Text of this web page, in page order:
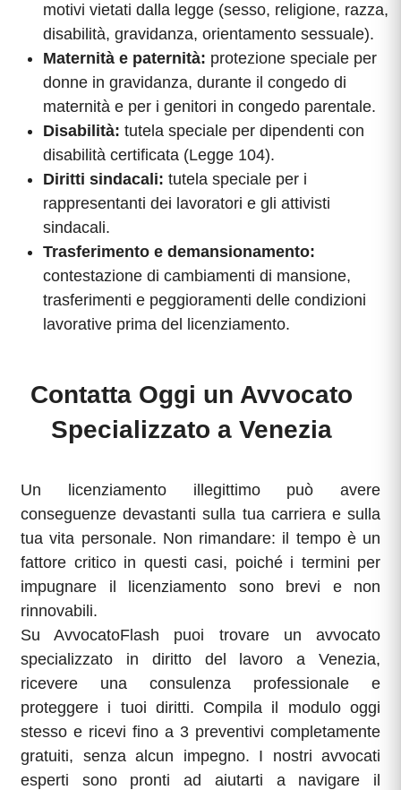
motivi vietati dalla legge (sesso, religione, razza,
disabilità, gravidanza, orientamento sessuale).
Maternità e paternità: protezione speciale per
donne in gravidanza, durante il congedo di
maternità e per i genitori in congedo parentale.
Disabilità: tutela speciale per dipendenti con
disabilità certificata (Legge 104).
Diritti sindacali: tutela speciale per i
rappresentanti dei lavoratori e gli attivisti
sindacali.
Trasferimento e demansionamento:
contestazione di cambiamenti di mansione,
trasferimenti e peggioramenti delle condizioni
lavorative prima del licenziamento.
Contatta Oggi un Avvocato
Specializzato a Venezia
Un licenziamento illegittimo può avere
conseguenze devastanti sulla tua carriera e sulla
tua vita personale. Non rimandare: il tempo è un
fattore critico in questi casi, poiché i termini per
impugnare il licenziamento sono brevi e non
rinnovabili.
Su AvvocatoFlash puoi trovare un avvocato
specializzato in diritto del lavoro a Venezia,
ricevere una consulenza professionale e
proteggere i tuoi diritti. Compila il modulo oggi
stesso e ricevi fino a 3 preventivi completamente
gratuiti, senza alcun impegno. I nostri avvocati
esperti sono pronti ad aiutarti a navigare il